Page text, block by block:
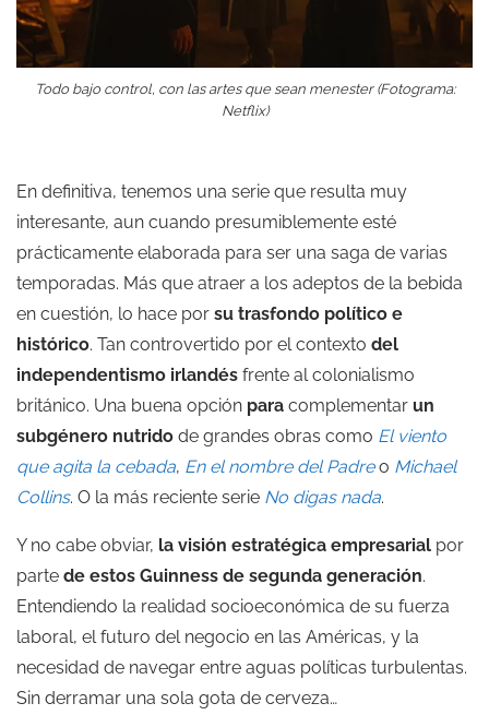
Todo bajo control, con las artes que sean menester (Fotograma:
Netflix)
En definitiva, tenemos una serie que resulta muy
interesante, aun cuando presumiblemente esté
prácticamente elaborada para ser una saga de varias
temporadas. Más que atraer a los adeptos de la bebida
en cuestión, lo hace por su trasfondo político e
histórico. Tan controvertido por el contexto del
independentismo irlandés frente al colonialismo
británico. Una buena opción para complementar un
subgénero nutrido de grandes obras como El viento
que agita la cebada, En el nombre del Padreo Michael
Collins. O la más reciente serie No digas nada.
Y no cabe obviar, la visión estratégica empresarial por
parte de estos Guinness de segunda generación.
Entendiendo la realidad socioeconómica de su fuerza
laboral, el futuro del negocio en las Américas, y la
necesidad de navegar entre aguas políticas turbulentas.
Sin derramar una sola gota de cerveza…